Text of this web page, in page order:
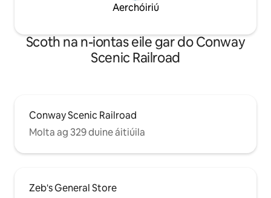
Aerchóiriú
Scoth na n-iontas eile gar do Conway
Scenic Railroad
Conway Scenic Railroad
Molta ag 329 duine áitiúila
Zeb's General Store